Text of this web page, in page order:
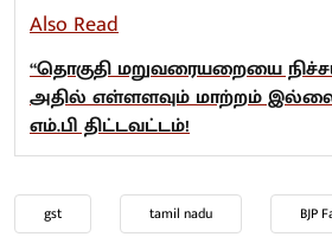
Also Read
“தொகுதி மறுவரையறையை
அதில் எள்ளளவும் மாற்றம்
எம்.பி திட்டவட்டம்!
gst tamil nadu BJP